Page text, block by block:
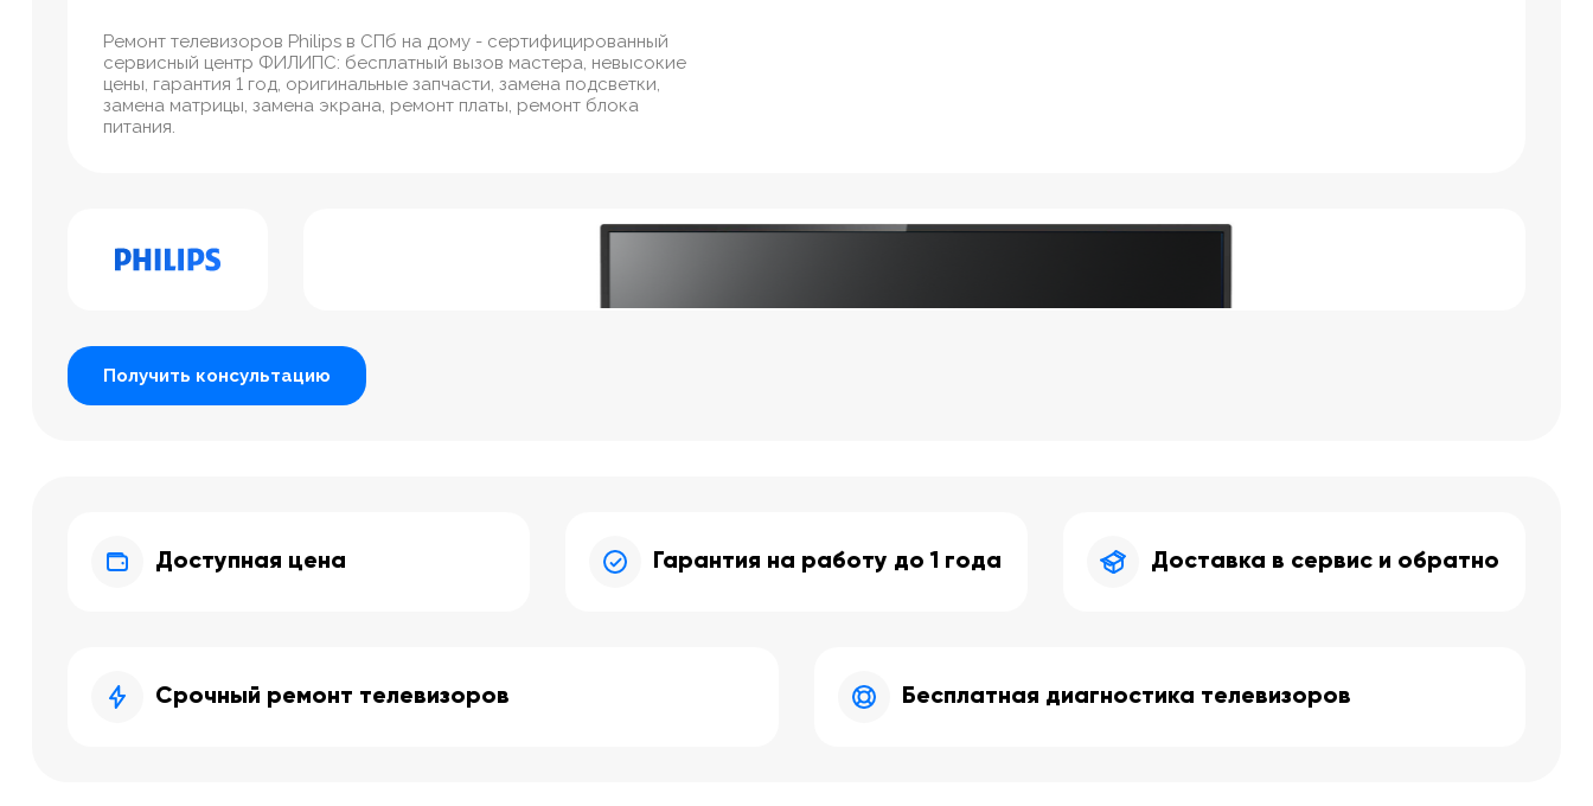
Ремонт телевизоров Philips в СПб на дому - сертифицированный
сервисный центр ФИЛИПС: бесплатный вызов мастера, невысокие
цены, гарантия 1 год, оригинальные запчасти, замена подсветки,
замена матрицы, замена экрана, ремонт платы, ремонт блока
питания.
Получить консультацию
Доступная цена Гарантия на работу до 1 года Доставка в сервис и обратно
Срочный ремонт телевизоров Бесплатная диагностика телевизоров